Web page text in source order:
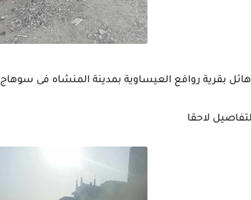
بقرية روافع العيساوية بمدينة المنشاه فى سوهاج
لاحقا